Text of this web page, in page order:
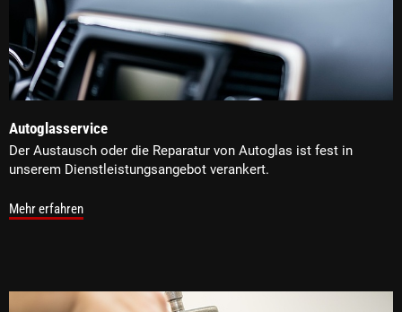
Autoglasservice
Der Austausch oder die Reparatur von Autoglas ist fest in
unserem Dienstleistungsangebot verankert.
Mehr erfahren